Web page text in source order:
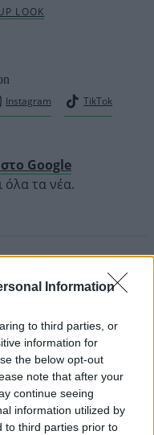
Information
to third parties, or
information for
the below opt-out
note that after your
continue seeing
information utilized by
to third parties prior to
Instagram TikTok
Google
όλα τα νέα.